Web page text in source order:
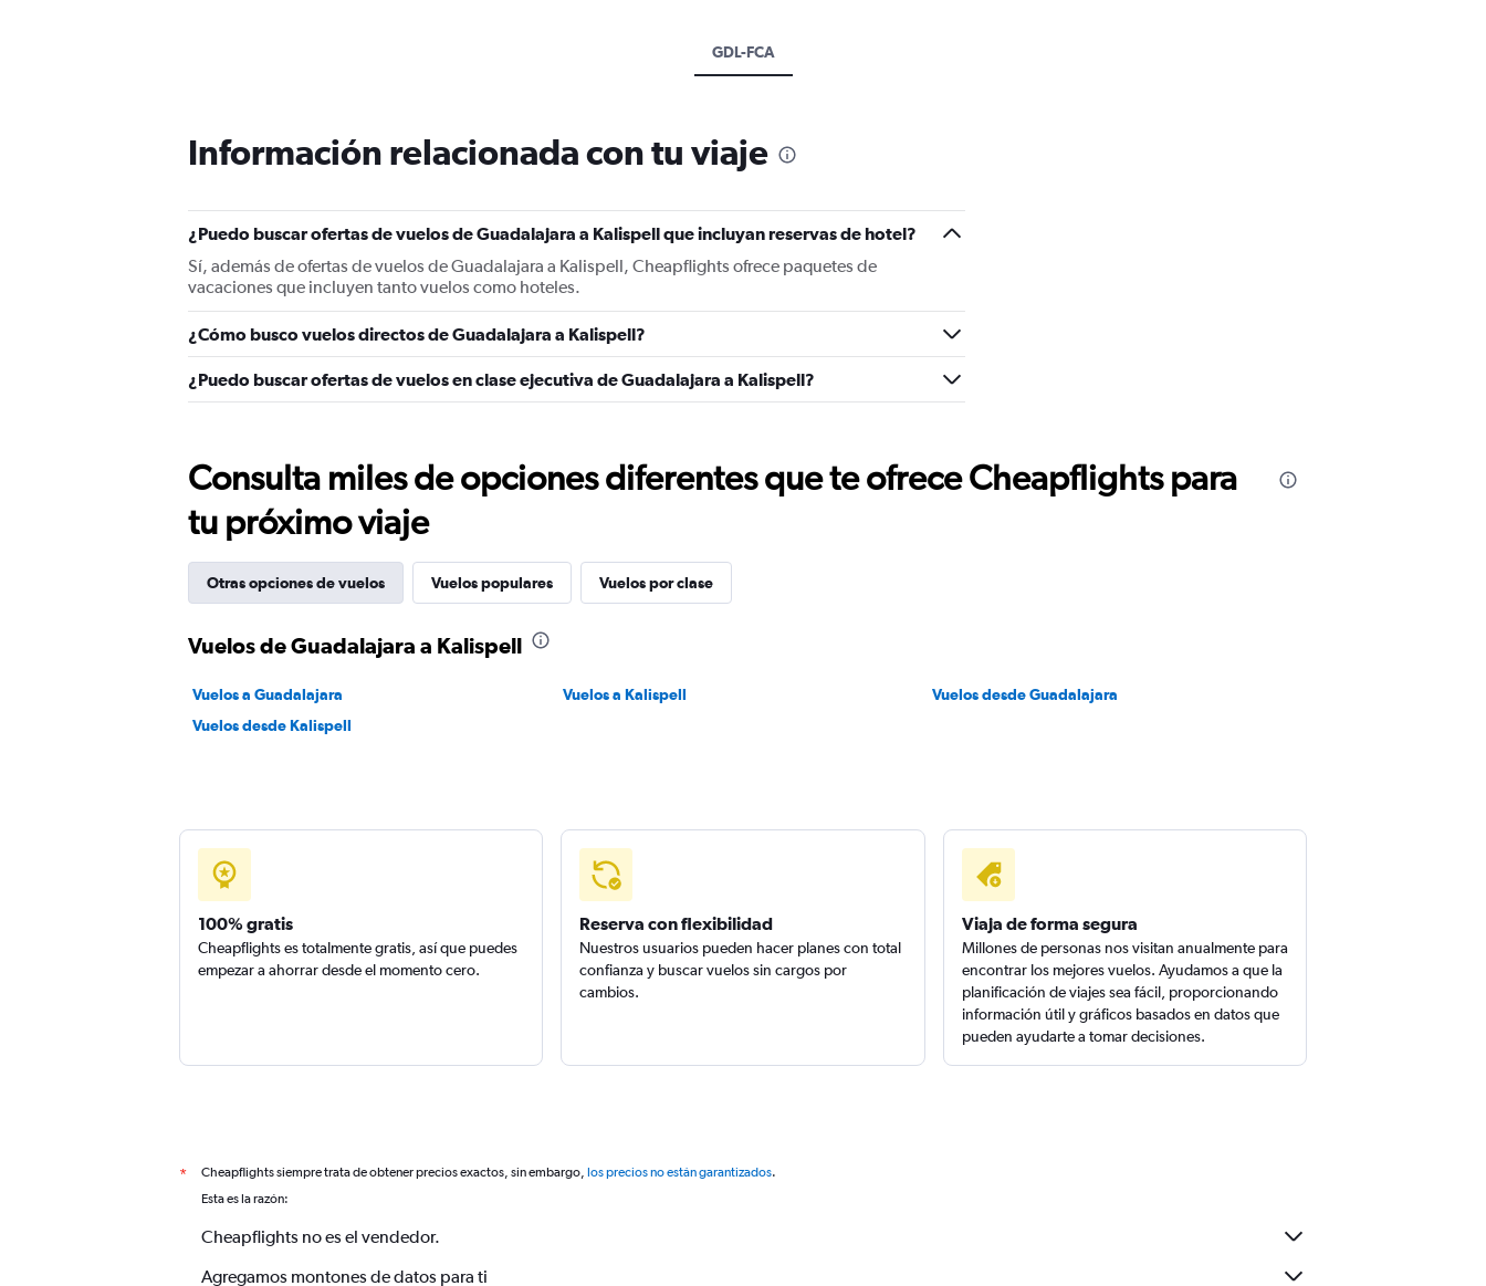
GDL-FCA
Información relacionada con tu viaje
¿Puedo buscar ofertas de vuelos de Guadalajara a Kalispell que incluyan reservas de hotel?
Sí, además de ofertas de vuelos de Guadalajara a Kalispell, Cheapflights ofrece paquetes de
vacaciones que incluyen tanto vuelos como hoteles.
¿Cómo busco vuelos directos de Guadalajara a Kalispell?
¿Puedo buscar ofertas de vuelos en clase ejecutiva de Guadalajara a Kalispell?
Consulta miles de opciones diferentes que te ofrece Cheapflights para
tu próximo viaje
Otras opciones de vuelos Vuelos populares Vuelos por clase
Vuelos de Guadalajara a Kalispell
Vuelos a Guadalajara Vuelos a Kalispell
Vuelos desde Guadalajara
Vuelos desde Kalispell
100% gratis
Cheapflights es totalmente gratis, así que puedes
empezar a ahorrar desde el momento cero.
Reserva con flexibilidad
Nuestros usuarios pueden hacer planes con total
confianza y buscar vuelos sin cargos por
cambios.
Viaja de forma segura
Millones de personas nos visitan anualmente para
encontrar los mejores vuelos. Ayudamos a que la
planificación de viajes sea fácil, proporcionando
información útil y gráficos basados en datos que
pueden ayudarte a tomar decisiones.
* Cheapflights siempre trata de obtener precios exactos, sin embargo, los precios no están garantizados.
Esta es la razón:
Cheapflights no es el vendedor.
Agregamos montones de datos para ti